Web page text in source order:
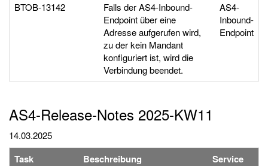
BTOB-13142
Falls der AS4-Inbound-
Endpoint über eine
Adresse aufgerufen wird,
zu der kein Mandant
konfiguriert ist, wird die
Verbindung beendet.
AS4-
Inbound-
Endpoint
AS4-Release-Notes 2025-KW11
14.03.2025
Task Beschreibung Service